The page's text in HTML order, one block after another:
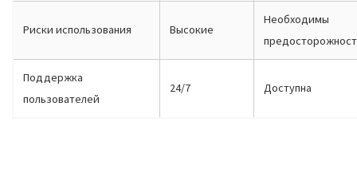
Риски использования Высокие
Необходимы
Поддержка
пользователей
24/7 Доступна